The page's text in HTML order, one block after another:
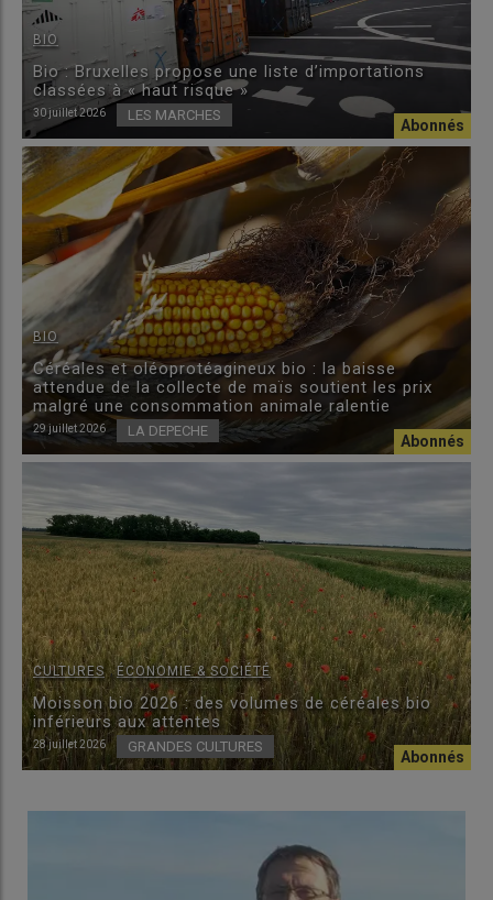
BIO
Bio : Bruxelles propose une liste d’importations
classées à « haut risque »
30 juillet 2026 LES MARCHES
BIO
Céréales et oléoprotéagineux bio : la baisse
attendue de la collecte de maïs soutient les prix
malgré une consommation animale ralentie
29 juillet 2026 LA DEPECHE
CULTURES ,ÉCONOMIE & SOCIÉTÉ
Moisson bio 2026 : des volumes de céréales bio
inférieurs aux attentes
28 juillet 2026 GRANDES CULTURES